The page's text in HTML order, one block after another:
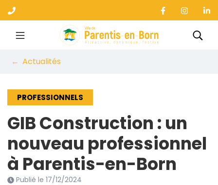
Aller
au
contenu
Ville de Parentis-en-
Actualités
PROFESSIONNELS
GIB Construction : un
nouveau professionnel
à Parentis-en-Born
Publié le 17/12/2024